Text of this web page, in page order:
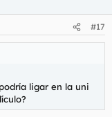
#17
ligar en la uni